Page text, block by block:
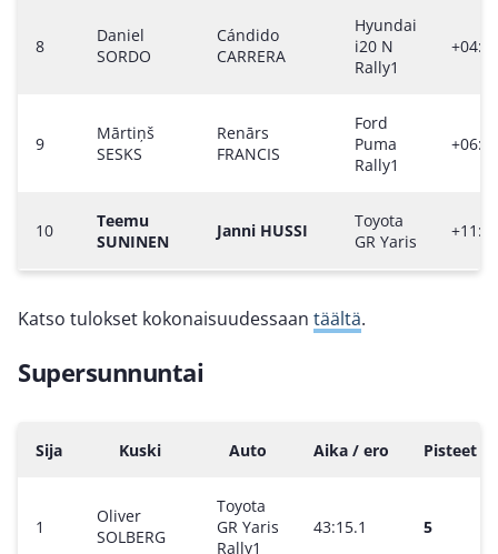
8
Daniel
SORDO
Cándido
CARRERA
Hyundai
i20 N
Rally1
9
Mārtiņš
SESKS
Renārs
FRANCIS
Ford
Puma
Rally1
10
Teemu
SUNINEN
Janni HUSSI
Toyota
GR Yaris
Katso tulokset kokonaisuudessaan täältä.
Supersunnuntai
Sija Kuski Auto Aika / ero Pisteet
1
Oliver
SOLBERG
Toyota
GR Yaris
Rally1
43:15.1 5